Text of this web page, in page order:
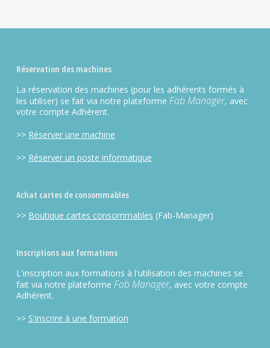
Réservation des machines
La réservation des machines (pour les adhérents formés à
les utiliser) se fait via notre plateforme Fab Manager, avec
votre compte Adhérent.
>> Réserver une machine
>> Réserver un poste informatique
Achat cartes de consommables
>> Boutique cartes consommables (Fab-Manager)
Inscriptions aux formations
L'inscription aux formations à l'utilisation des machines se
fait via notre plateforme Fab Manager, avec votre compte
Adhérent.
>> S'inscrire à une formation